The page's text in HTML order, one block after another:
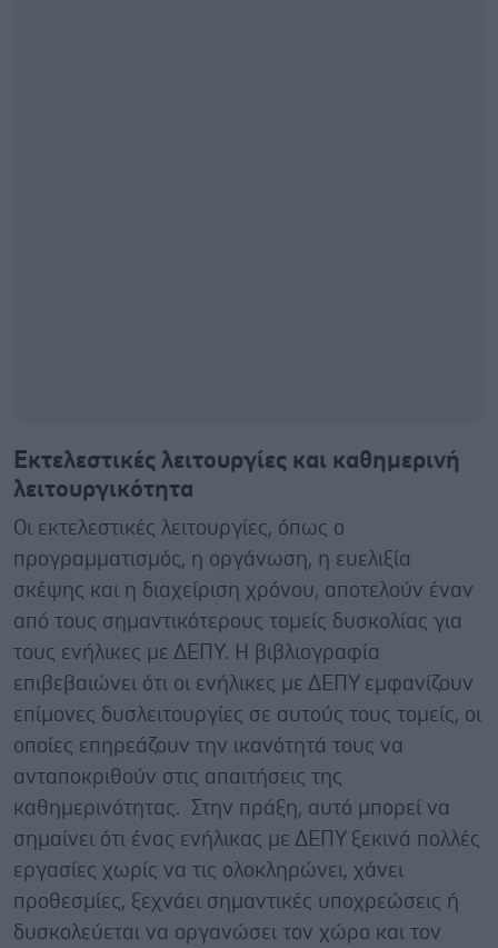
Εκτελεστικές λειτουργίες και καθημερινή
λειτουργικότητα
Οι εκτελεστικές λειτουργίες, όπως ο
προγραμματισμός, η οργάνωση, η ευελιξία
σκέψης και η διαχείριση χρόνου, αποτελούν έναν
από τους σημαντικότερους τομείς δυσκολίας για
τους ενήλικες με ΔΕΠΥ. Η βιβλιογραφία
επιβεβαιώνει ότι οι ενήλικες με ΔΕΠΥ εμφανίζουν
επίμονες δυσλειτουργίες σε αυτούς τους τομείς, οι
οποίες επηρεάζουν την ικανότητά τους να
ανταποκριθούν στις απαιτήσεις της
καθημερινότητας. Στην πράξη, αυτό μπορεί να
σημαίνει ότι ένας ενήλικας με ΔΕΠΥ ξεκινά πολλές
εργασίες χωρίς να τις ολοκληρώνει, χάνει
προθεσμίες, ξεχνάει σημαντικές υποχρεώσεις ή
δυσκολεύεται να οργανώσει τον χώρο και τον